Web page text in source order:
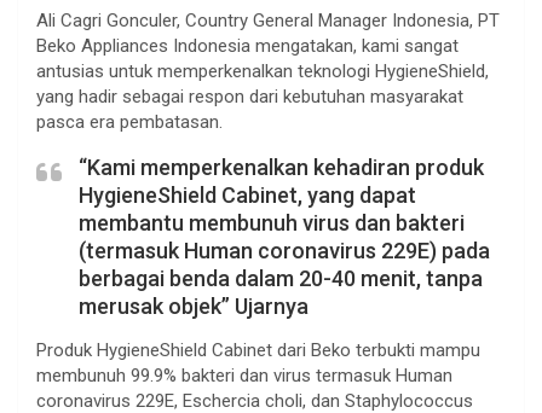
Ali Cagri Gonculer, Country General Manager Indonesia, PT
Beko Appliances Indonesia mengatakan, kami sangat
antusias untuk memperkenalkan teknologi HygieneShield,
yang hadir sebagai respon dari kebutuhan masyarakat
pasca era pembatasan.
“Kami memperkenalkan kehadiran produk
HygieneShield Cabinet, yang dapat
membantu membunuh virus dan bakteri
(termasuk Human coronavirus 229E) pada
berbagai benda dalam 20-40 menit, tanpa
merusak objek” Ujarnya
Produk HygieneShield Cabinet dari Beko terbukti mampu
membunuh 99.9% bakteri dan virus termasuk Human
coronavirus 229E, Eschercia choli, dan Staphylococcus